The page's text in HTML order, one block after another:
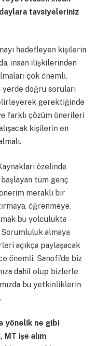
tavsiyeleriniz
hedefleyen kişilerin
insan ilişkilerinden
çok önemli.
doğru soruları
gerektiğinde
farklı çözüm önerileri
kişilerin en
özelinde
tüm genç
meraklı bir
öğrenmeye,
bu yolculukta
Sorumluluk almaya
açıkça paylaşacak
önemli. Sanofi’de biz
dahil olup bizlerle
bu yetkinliklerin
yönelik ne gibi
MT işe alım